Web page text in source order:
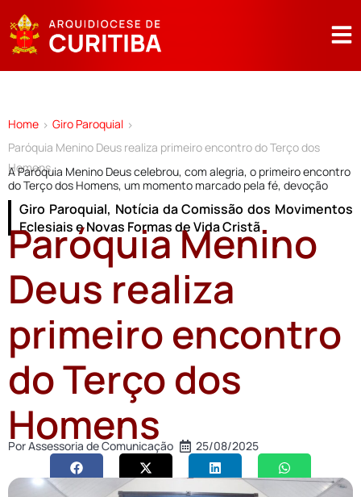
Home > Giro Paroquial >
Paróquia Menino Deus realiza primeiro encontro do Terço dos
Homens
A Paróquia Menino Deus celebrou, com alegria, o primeiro encontro
do Terço dos Homens, um momento marcado pela fé, devoção
Giro Paroquial, Notícia da Comissão dos Movimentos
Eclesiais e Novas Formas de Vida Cristã
Paróquia Menino
Deus realiza
primeiro encontro
do Terço dos
Homens
PorAssessoria de Comunicação 25/08/2025